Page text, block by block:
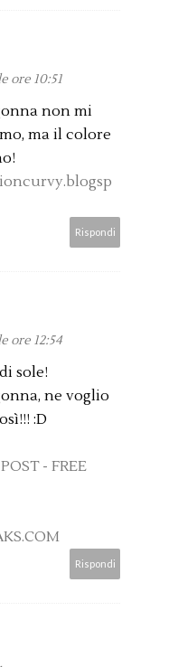
ore 10:51
non mi
ma il colore
Rispondi
ore 12:54
sole!
ne voglio
:D
- FREE
Rispondi